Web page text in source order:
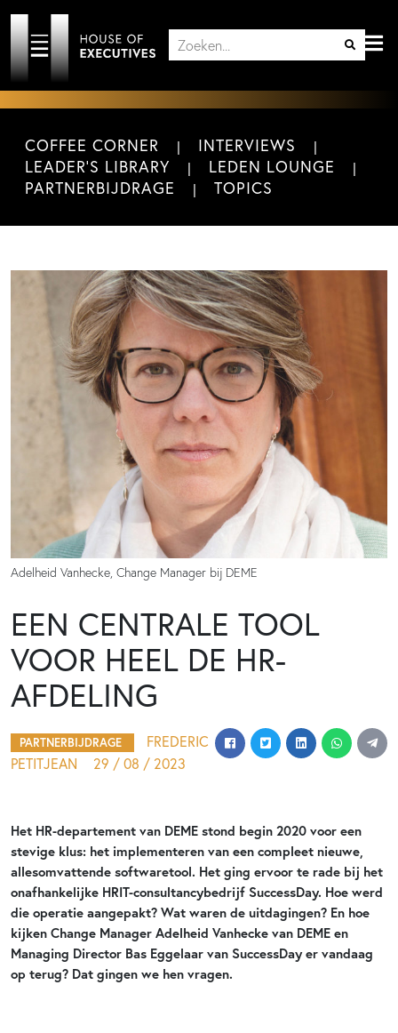
COFFEE CORNER
INTERVIEWS
LEADER'S LIBRARY
LEDEN LOUNGE
PARTNERBIJDRAGE
TOPICS
Adelheid Vanhecke, Change Manager bij DEME
EEN CENTRALE TOOL
VOOR HEEL DE HR-
AFDELING
PARTNERBIJDRAGE
FREDERIC
PETITJEAN
29 / 08 / 2023
Het HR-departement van DEME stond begin 2020 voor een
stevige klus: het implementeren van een compleet nieuwe,
allesomvattende softwaretool. Het ging ervoor te rade bij het
onafhankelijke HRIT-consultancybedrijf SuccessDay. Hoe werd
die operatie aangepakt? Wat waren de uitdagingen? En hoe
kijken Change Manager Adelheid Vanhecke van DEME en
Managing Director Bas Eggelaar van SuccessDay er vandaag
op terug? Dat gingen we hen vragen.